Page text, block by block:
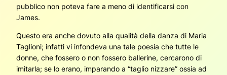
pubblico non poteva fare a meno di identificarsi con
James.
Questo era anche dovuto alla qualità della danza di Maria
Taglioni; infatti vi infondeva una tale poesia che tutte le
donne, che fossero o non fossero ballerine, cercarono di
imitarla; se lo erano, imparando a “taglio nizzare” ossia ad